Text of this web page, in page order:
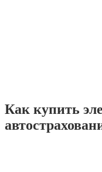
Как купить